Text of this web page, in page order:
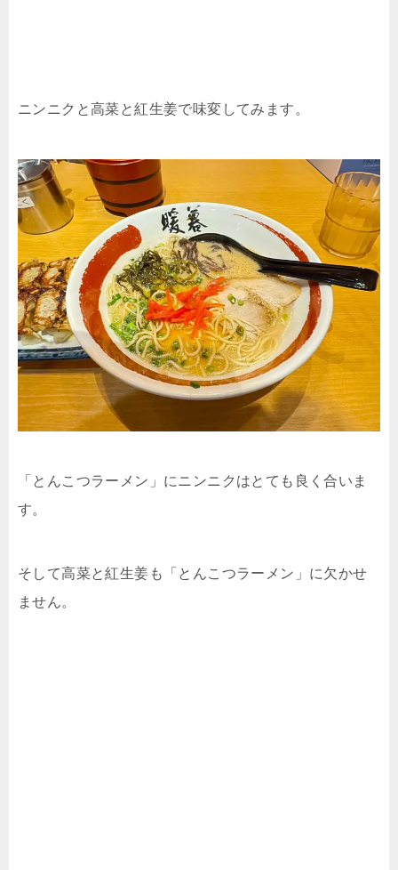
ニンニクと高菜と紅生姜で味変してみます。
「とんこつラーメン」にニンニクはとても良く合いま
す。
そして高菜と紅生姜も「とんこつラーメン」に欠かせ
ません。